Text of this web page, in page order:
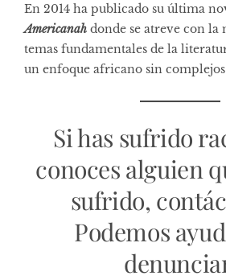
En 2014 ha publicado su última
Americanah donde se atreve con la
temas fundamentales de la
un enfoque africano sin
Si has sufrido
conoces alguien
sufrido,
Podemos